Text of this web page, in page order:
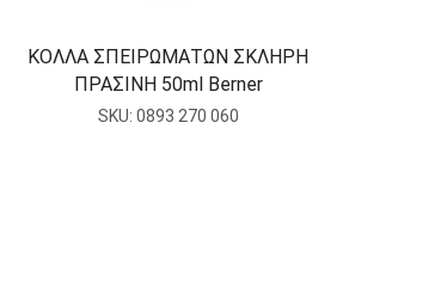
ΚΟΛΛΑ ΣΠΕΙΡΩΜΑΤΩΝ ΣΚΛΗΡΗ
ΠΡΑΣΙΝΗ 50ml Berner
SKU: 0893 270 060